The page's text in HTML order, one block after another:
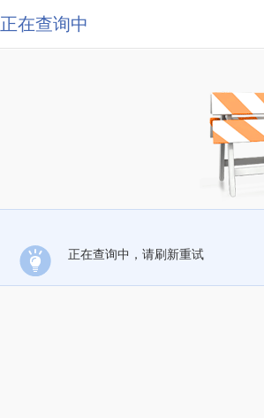
正在查询中
正在查询中，请刷新重试